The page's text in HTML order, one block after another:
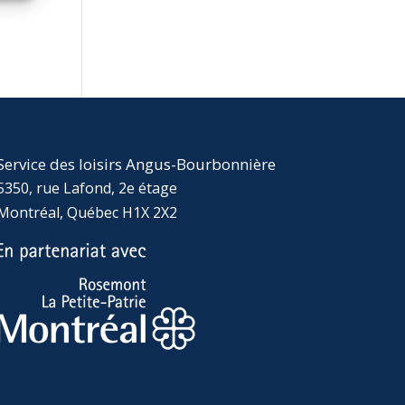
des loisirs Angus-Bourbonnière
rue Lafond, 2e étage
Québec H1X 2X2